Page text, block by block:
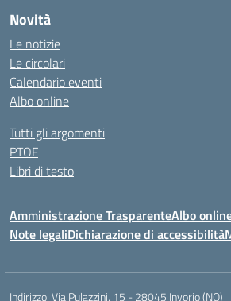
Novità
Le notizie
Le circolari
Calendario eventi
Albo online
Tutti gli argomenti
PTOF
Libri di testo
Amministrazione TrasparenteAlbo
Note legaliDichiarazione di accessibilità
Indirizzo:Via Pulazzini, 15 - 28045 Invorio (NO)